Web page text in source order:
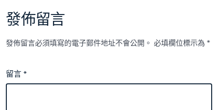
發佈留言
發佈留言必須填寫的電子郵件地址不會公開。 必填欄位標示為*
留言*